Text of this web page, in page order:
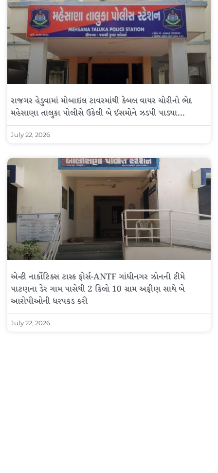
રાજગર હેડુવામાં મોબાઇલ ટાવરમાંથી કેબલ વાયર ચોરીનો ભેદ
મહેસાણા તાલુકા પોલીસે ઉકેલી બે ઈસમોને ઝડપી પાડ્યા…
July 22, 2026
એન્ટી નાર્કોટિક્સ ટાસ્ક ફોર્સ-ANTF ગાંધીનગર ઝોનની ટીમે
પાટણના ડેર ગામ પાસેથી 2 કિલો 10 ગ્રામ અફીણ સાથે બે
આરોપીઓની ધરપકડ કરી
July 22, 2026